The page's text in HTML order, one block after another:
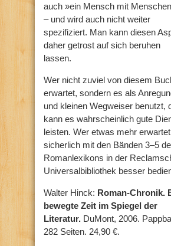
auch »ein Mensch mit
– und wird auch nicht weiter
spezifiziert. Man kann diesen
daher getrost auf sich beruhen
lassen.
Wer nicht zuviel von diesem
erwartet, sondern es als
und kleinen Wegweiser benutzt,
kann es wahrscheinlich gute
leisten. Wer etwas mehr
sicherlich mit den Bänden 3–5
Romanlexikons in der
Universalbibliothek besser
Walter Hinck: Roman-Chronik.
bewegte Zeit im Spiegel der
Literatur. DuMont, 2006.
282 Seiten. 24,90 €.